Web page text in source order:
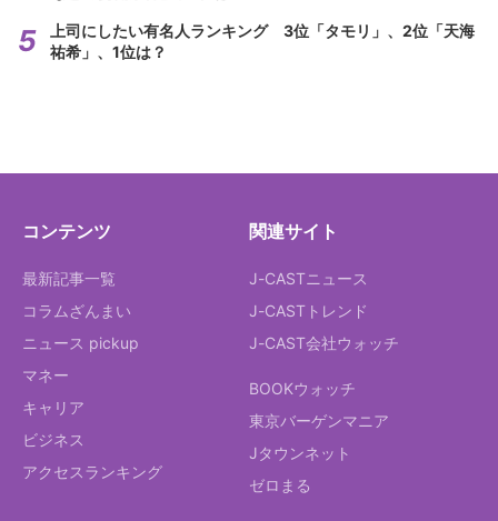
上司にしたい有名人ランキング 3位「タモリ」、2位「天海
祐希」、1位は？
コンテンツ
最新記事一覧
コラムざんまい
ニュース pickup
マネー
キャリア
ビジネス
アクセスランキング
関連サイト
J-CASTニュース
J-CASTトレンド
J-CAST会社ウォッチ
BOOKウォッチ
東京バーゲンマニア
Jタウンネット
ゼロまる